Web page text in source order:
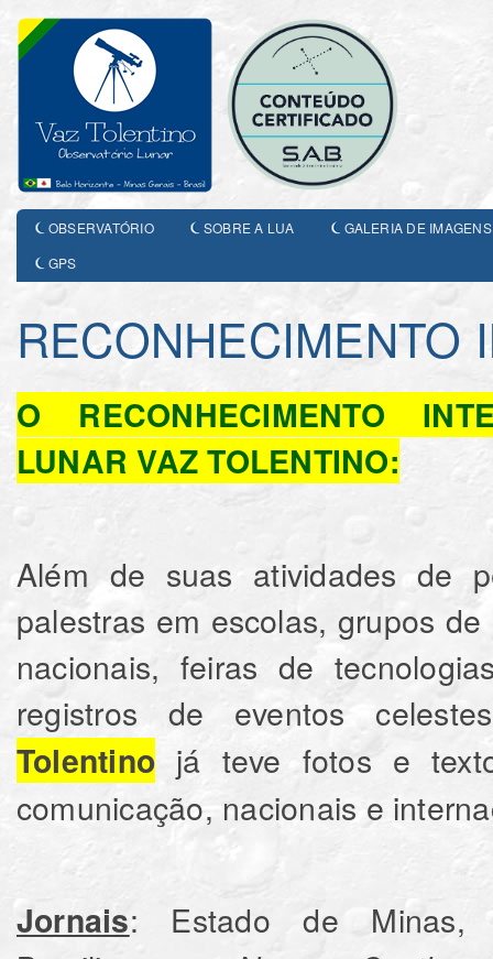
OBSERVATÓRIO SOBRE A LUA
GALERIA DE IMAGENS
GPS
RECONHECIMENTO
O RECONHECIMENTO
LUNAR VAZ TOLENTINO:
Além de suas atividades de
palestras em escolas, grupos
nacionais, feiras de
registros de eventos
Tolentino já teve fotos e
comunicação, nacionais e
Jornais: Estado de Minas,